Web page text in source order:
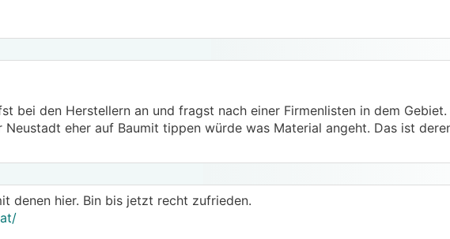
bei den Herstellern an und fragst nach einer Firmenlisten in dem
Neustadt eher auf Baumit tippen würde was Material angeht. Das ist
denen hier. Bin bis jetzt recht zufrieden.